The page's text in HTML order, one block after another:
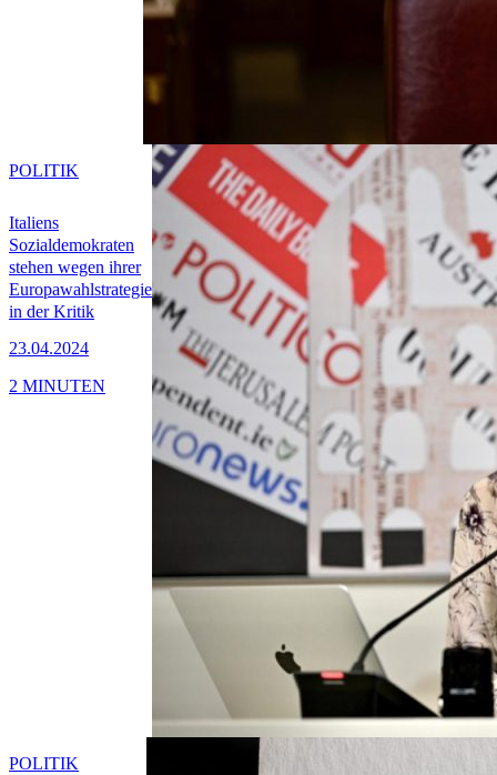
Italiens
Sozialdemokraten
stehen wegen ihrer
Europawahlstrategie
in der Kritik
23.04.2024
POLITIK
2 MINUTEN
POLITIK